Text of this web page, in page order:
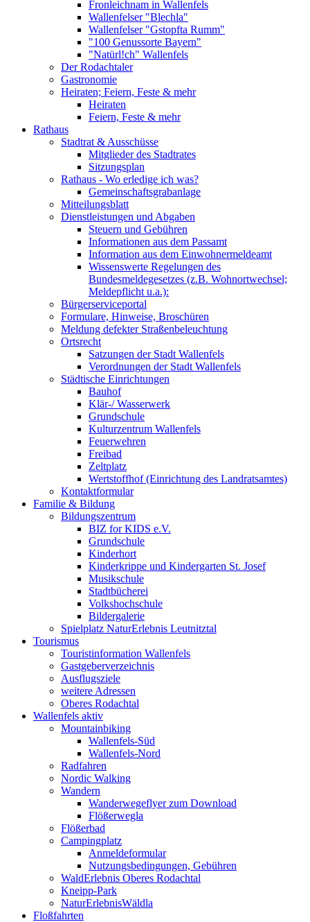
Fronleichnam in Wallenfels
Wallenfelser "Blechla"
Wallenfelser "Gstopfta Rumm"
"100 Genussorte Bayern"
"Natürl!ch" Wallenfels
Der Rodachtaler
Gastronomie
Heiraten; Feiern, Feste & mehr
Heiraten
Feiern, Feste & mehr
Rathaus
Stadtrat & Ausschüsse
Mitglieder des Stadtrates
Sitzungsplan
Rathaus - Wo erledige ich was?
Gemeinschaftsgrabanlage
Mitteilungsblatt
Dienstleistungen und Abgaben
Steuern und Gebühren
Informationen aus dem Passamt
Information aus dem Einwohnermeldeamt
Wissenswerte Regelungen des
Bundesmeldegesetzes (z.B. Wohnortwechsel;
Meldepflicht u.a.):
Bürgerserviceportal
Formulare, Hinweise, Broschüren
Meldung defekter Straßenbeleuchtung
Ortsrecht
Satzungen der Stadt Wallenfels
Verordnungen der Stadt Wallenfels
Städtische Einrichtungen
Bauhof
Klär-/ Wasserwerk
Grundschule
Kulturzentrum Wallenfels
Feuerwehren
Freibad
Zeltplatz
Wertstoffhof (Einrichtung des Landratsamtes)
Kontaktformular
Familie & Bildung
Bildungszentrum
BIZ for KIDS e.V.
Grundschule
Kinderhort
Kinderkrippe und Kindergarten St. Josef
Musikschule
Stadtbücherei
Volkshochschule
Bildergalerie
Spielplatz NaturErlebnis Leutnitztal
Tourismus
Touristinformation Wallenfels
Gastgeberverzeichnis
Ausflugsziele
weitere Adressen
Oberes Rodachtal
Wallenfels aktiv
Mountainbiking
Wallenfels-Süd
Wallenfels-Nord
Radfahren
Nordic Walking
Wandern
Wanderwegeflyer zum Download
Flößerwegla
Flößerbad
Campingplatz
Anmeldeformular
Nutzungsbedingungen, Gebühren
WaldErlebnis Oberes Rodachtal
Kneipp-Park
NaturErlebnisWäldla
Floßfahrten